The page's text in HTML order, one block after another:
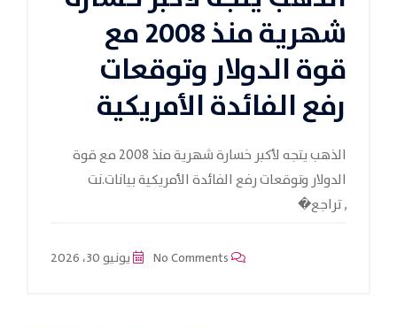
شهرية منذ 2008 مع
قوة الدولار وتوقعات
رفع الفائدة الأمريكية
الذهب يتجه لأكبر خسارة شهرية منذ 2008 مع قوة
الدولار وتوقعات رفع الفائدة الأمريكية بيانات.نت
, تراجع�
يونيو 30، 2026